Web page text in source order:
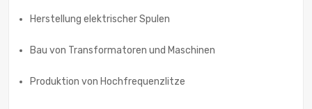
Herstellung elektrischer Spulen
Bau von Transformatoren und Maschinen
Produktion von Hochfrequenzlitze